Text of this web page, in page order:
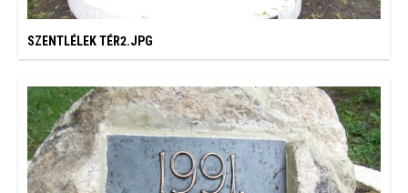
SZENTLÉLEK TÉR2.JPG